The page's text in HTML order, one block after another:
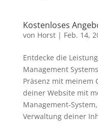
Kostenloses
von Horst| Feb. 14,
Entdecke die
Management
Präsenz mit meinem
deiner Website mit
Management-
Verwaltung deiner